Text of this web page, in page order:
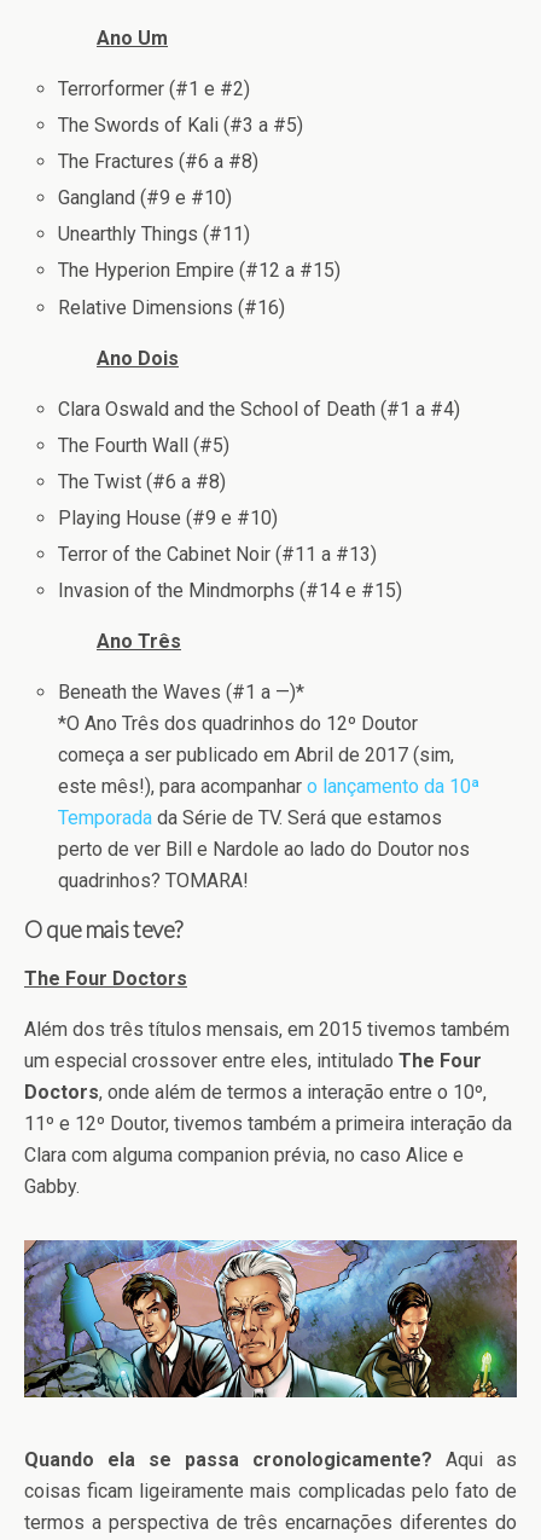
Ano Um
Terrorformer (#1 e #2)
The Swords of Kali (#3 a #5)
The Fractures (#6 a #8)
Gangland (#9 e #10)
Unearthly Things (#11)
The Hyperion Empire (#12 a #15)
Relative Dimensions (#16)
Ano Dois
Clara Oswald and the School of Death (#1 a #4)
The Fourth Wall (#5)
The Twist (#6 a #8)
Playing House (#9 e #10)
Terror of the Cabinet Noir (#11 a #13)
Invasion of the Mindmorphs (#14 e #15)
Ano Três
Beneath the Waves (#1 a —)*
*O Ano Três dos quadrinhos do 12º Doutor
começa a ser publicado em Abril de 2017 (sim,
este mês!), para acompanharo lançamento da 10ª
Temporada da Série de TV. Será que estamos
perto de ver Bill e Nardole ao lado do Doutor nos
quadrinhos? TOMARA!
O que mais teve?
The Four Doctors
Além dos três títulos mensais, em 2015 tivemos também
um especial crossover entre eles, intitulado The Four
Doctors, onde além de termos a interação entre o 10º,
11º e 12º Doutor, tivemos também a primeira interação da
Clara com alguma companion prévia, no caso Alice e
Gabby.
Quando ela se passa cronologicamente? Aqui as
coisas ficam ligeiramente mais complicadas pelo fato de
termos a perspectiva de três encarnações diferentes do